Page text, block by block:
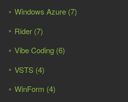
Windows Azure (7)
Rider (7)
Vibe Coding (6)
VSTS (4)
WinForm (4)